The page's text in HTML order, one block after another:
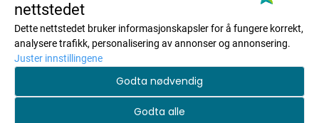
984996446
Savkadasmadii 17
9730 Karasjok
MENY
Om oss
Salgsbetingelser
Personvern
INFO
NYHETSBREV
Registrer deg for å motta nyheter og tilbud!
nettstedet
Dette nettstedet bruker informasjonskapsler for å fungere korrekt,
analysere trafikk, personalisering av annonser og annonsering.
Juster innstillingene
Godta nødvendig
Godta alle